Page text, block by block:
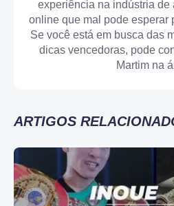
Welcome
experiência na indústria de
online que mal pode esperar
Se você está em busca das
dicas vencedoras, pode
Martim na
ARTIGOS